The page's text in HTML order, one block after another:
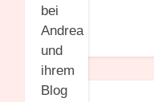
bei
Andrea
und
ihrem
Blog